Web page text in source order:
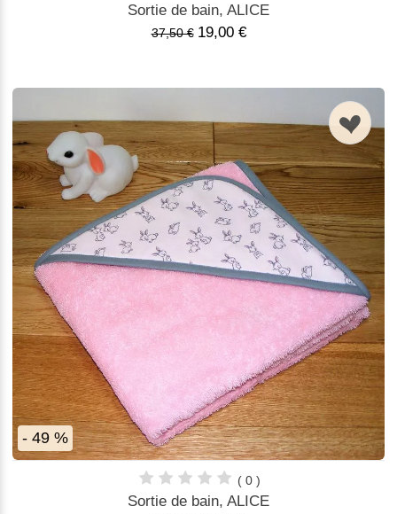
Sortie de bain, ALICE
37,50 € 19,00 €
- 49 %
n
( 0 )
Sortie de bain, ALICE